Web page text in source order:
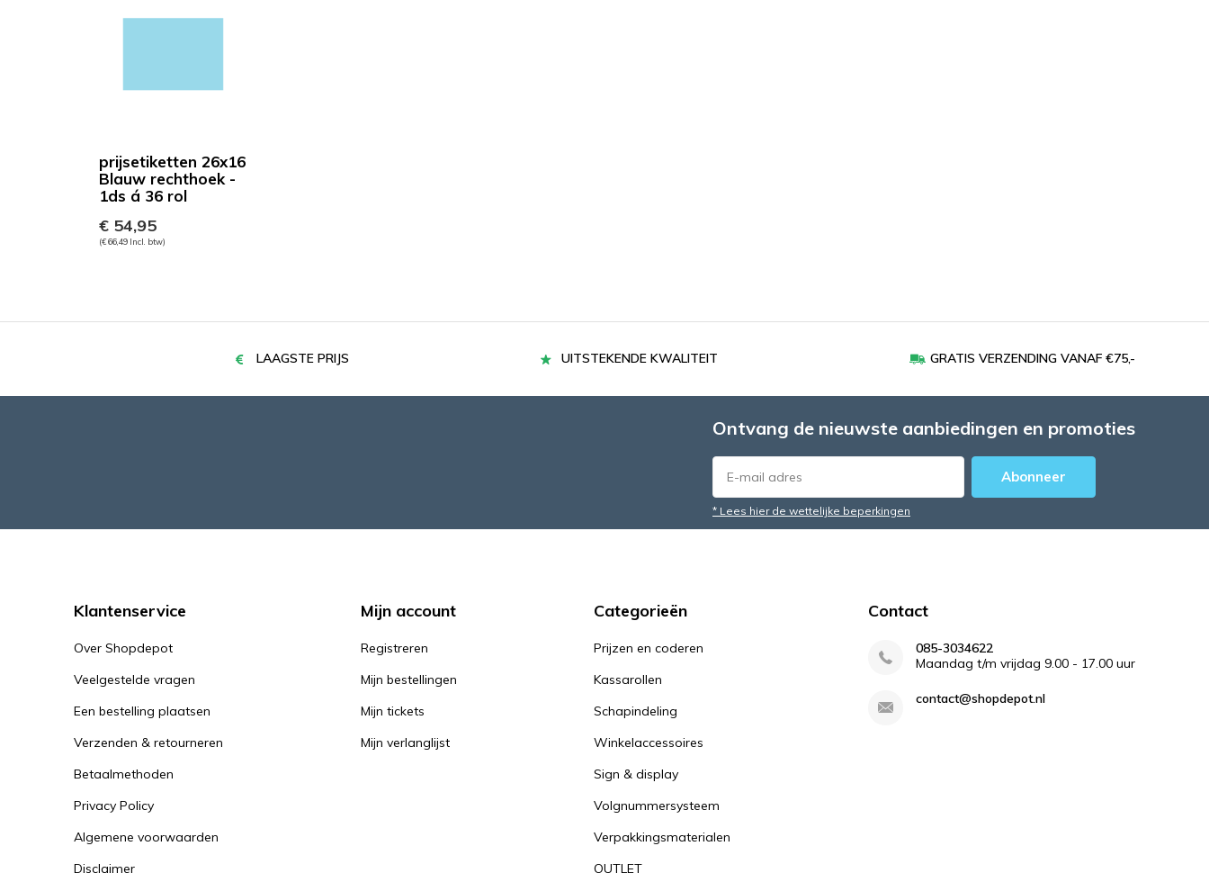
prijsetiketten 26x16
Blauw rechthoek -
1ds á 36 rol
€ 54,95
(€ 66,49 Incl. btw)
LAAGSTE PRIJS UITSTEKENDE KWALITEIT GRATIS VERZENDING VANAF €75,-
Ontvang de nieuwste aanbiedingen en promoties
Abonneer
* Lees hier de wettelijke beperkingen
Klantenservice
Over Shopdepot
Veelgestelde vragen
Een bestelling plaatsen
Verzenden & retourneren
Betaalmethoden
Privacy Policy
Algemene voorwaarden
Disclaimer
Mijn account
Registreren
Mijn bestellingen
Mijn tickets
Mijn verlanglijst
Categorieën
Prijzen en coderen
Kassarollen
Schapindeling
Winkelaccessoires
Sign & display
Volgnummersysteem
Verpakkingsmaterialen
OUTLET
Contact
085-3034622
Maandag t/m vrijdag 9.00 - 17.00 uur
contact@shopdepot.nl